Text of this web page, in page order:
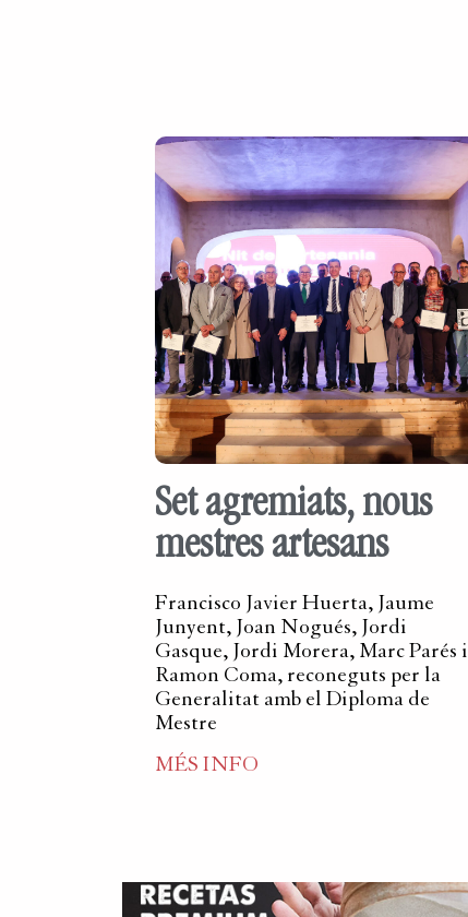
Set agremiats, nous
mestres artesans
Francisco Javier Huerta, Jaume
Junyent, Joan Nogués, Jordi
Gasque, Jordi Morera, Marc Parés i
Ramon Coma, reconeguts per la
Generalitat amb el Diploma de
Mestre
MÉS INFO